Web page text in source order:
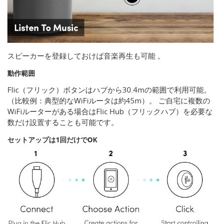
スピーカーを登録しておけば音楽再生も可能 。
動作範囲
Flic（フリック）ボタンはハブから30.4mの範囲で利用可能。
（比較例：典型的なWiFiルータは約45m）。 ご自宅に複数の
WiFiルーターがある場合はFlic Hub（フリックハブ）を必要な
数だけ設置することも可能です。
セットアップは1回だけでOK